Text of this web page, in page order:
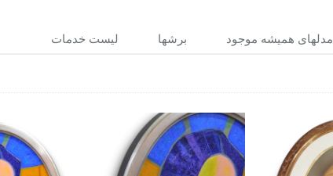
ليست خدمات برشها مدلهاى هميشه موجود